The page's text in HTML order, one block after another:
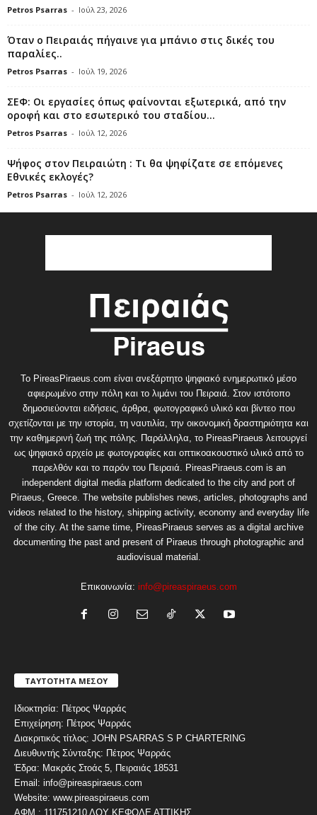
Petros Psarras - Ιούλ 23, 2026
Όταν ο Πειραιάς πήγαινε για μπάνιο στις δικές του
παραλίες..
Petros Psarras - Ιούλ 19, 2026
ΣΕΦ: Οι εργασίες όπως φαίνονται εξωτερικά, από την
οροφή και στο εσωτερικό του σταδίου...
Petros Psarras - Ιούλ 12, 2026
Ψήφος στον Πειραιώτη : Τι θα ψηφίζατε σε επόμενες
Εθνικές εκλογές?
Petros Psarras - Ιούλ 12, 2026
Το PireasPiraeus.com είναι ανεξάρτητο ψηφιακό ενημερωτικό μέσο
αφιερωμένο στην πόλη και το λιμάνι του Πειραιά. Στον ιστότοπο
δημοσιεύονται ειδήσεις, άρθρα, φωτογραφικό υλικό και βίντεο που
σχετίζονται με την ιστορία, τη ναυτιλία, την οικονομική δραστηριότητα και
την καθημερινή ζωή της πόλης. Παράλληλα, το PireasPiraeus λειτουργεί
ως ψηφιακό αρχείο με φωτογραφίες και οπτικοακουστικό υλικό από το
παρελθόν και το παρόν του Πειραιά. PireasPiraeus.com is an
independent digital media platform dedicated to the city and port of
Piraeus, Greece. The website publishes news, articles, photographs and
videos related to the history, shipping activity, economy and everyday life
of the city. At the same time, PireasPiraeus serves as a digital archive
documenting the past and present of Piraeus through photographic and
audiovisual material.
Επικοινωνία: info@pireaspiraeus.com
ΤΑΥΤΟΤΗΤΑ ΜΕΣΟΥ
Ιδιοκτησία: Πέτρος Ψαρράς
Επιχείρηση: Πέτρος Ψαρράς
Διακριτικός τίτλος: JOHN PSARRAS S P CHARTERING
Διευθυντής Σύνταξης: Πέτρος Ψαρράς
Έδρα: Μακράς Στοάς 5, Πειραιάς 18531
Email: info@pireaspiraeus.com
Website: www.pireaspiraeus.com
ΑΦΜ : 111751210 ΔΟΥ ΚΕΦΟΔΕ ΑΤΤΙΚΗΣ